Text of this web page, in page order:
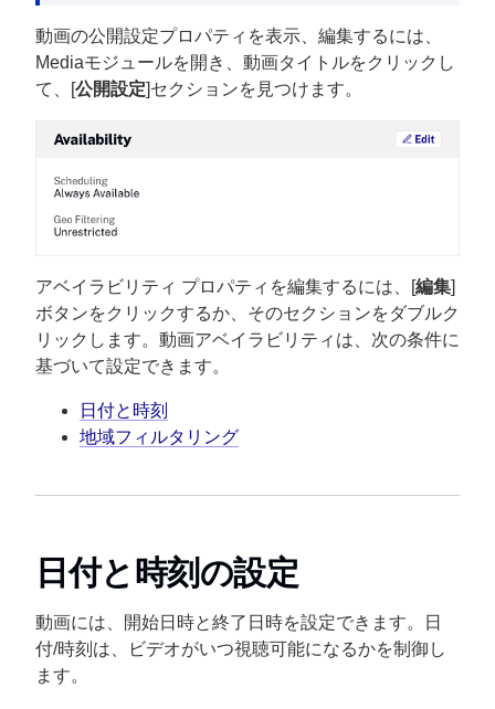
動画の公開設定プロパティを表示、編集するには、
Mediaモジュールを開き、動画タイトルをクリックし
て、[公開設定]セクションを見つけます。
アベイラビリティ プロパティを編集するには、[編集]
ボタンをクリックするか、そのセクションをダブルク
リックします。動画アベイラビリティは、次の条件に
基づいて設定できます。
日付と時刻
地域フィルタリング
日付と時刻の設定
動画には、開始日時と終了日時を設定できます。日
付/時刻は、ビデオがいつ視聴可能になるかを制御し
ます。